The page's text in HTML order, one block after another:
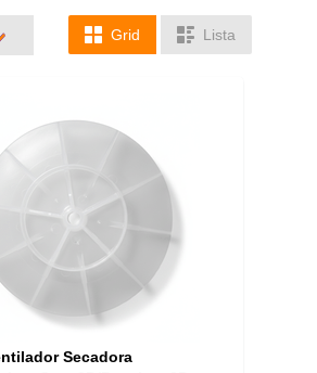
Grid Lista
Secadora